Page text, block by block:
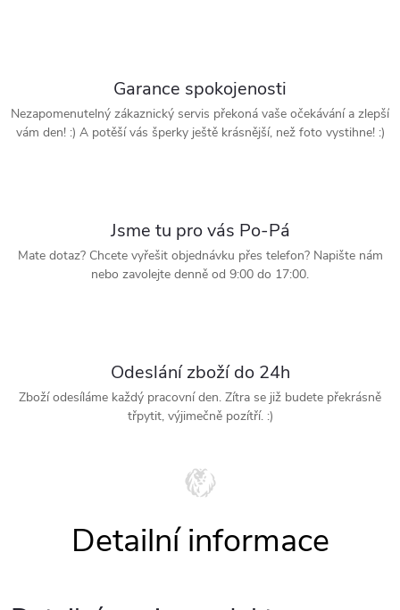
Garance spokojenosti
Nezapomenutelný zákaznický servis překoná vaše očekávání a zlepší
vám den! :) A potěší vás šperky ještě krásnější, než foto vystihne! :)
Jsme tu pro vás Po-Pá
Mate dotaz? Chcete vyřešit objednávku přes telefon? Napište nám
nebo zavolejte denně od 9:00 do 17:00.
Odeslání zboží do 24h
Zboží odesíláme každý pracovní den. Zítra se již budete překrásně
třpytit, výjimečně pozítří. :)